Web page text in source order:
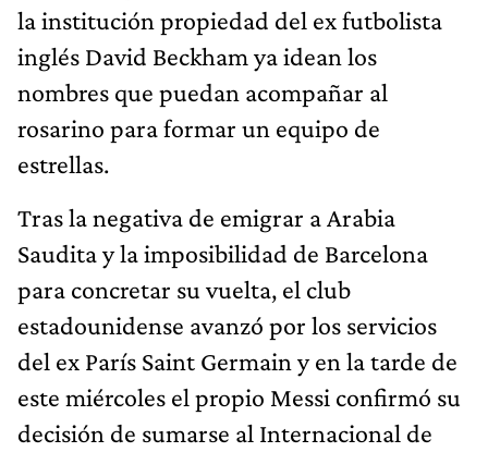
la institución propiedad del ex futbolista
inglés David Beckham ya idean los
nombres que puedan acompañar al
rosarino para formar un equipo de
estrellas.
Tras la negativa de emigrar a Arabia
Saudita y la imposibilidad de Barcelona
para concretar su vuelta, el club
estadounidense avanzó por los servicios
del ex París Saint Germain y en la tarde de
este miércoles el propio Messi confirmó su
decisión de sumarse al Internacional de